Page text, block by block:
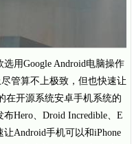
用Google Android电脑操作
管算不上极致，但也快速让
在开源系统安卓手机系统的
Hero、Droid Incredible、E
让Android手机可以和iPhone